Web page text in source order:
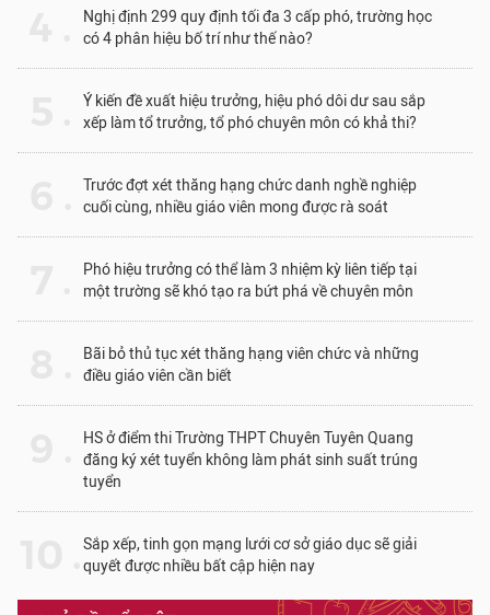
Nghị định 299 quy định tối đa 3 cấp phó, trường học
có 4 phân hiệu bố trí như thế nào?
Ý kiến đề xuất hiệu trưởng, hiệu phó dôi dư sau sắp
xếp làm tổ trưởng, tổ phó chuyên môn có khả thi?
Trước đợt xét thăng hạng chức danh nghề nghiệp
cuối cùng, nhiều giáo viên mong được rà soát
Phó hiệu trưởng có thể làm 3 nhiệm kỳ liên tiếp tại
một trường sẽ khó tạo ra bứt phá về chuyên môn
Bãi bỏ thủ tục xét thăng hạng viên chức và những
điều giáo viên cần biết
HS ở điểm thi Trường THPT Chuyên Tuyên Quang
đăng ký xét tuyển không làm phát sinh suất trúng
tuyển
Sắp xếp, tinh gọn mạng lưới cơ sở giáo dục sẽ giải
quyết được nhiều bất cập hiện nay